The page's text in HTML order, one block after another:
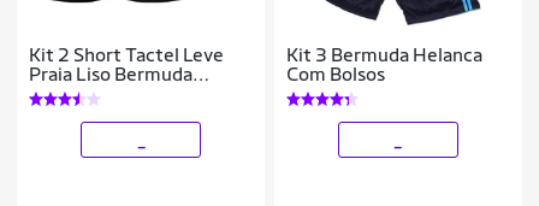
Kit 2 Short Tactel Leve
Praia Liso Bermuda
Masculina
Kit 3 Bermuda Helanca
Com Bolsos